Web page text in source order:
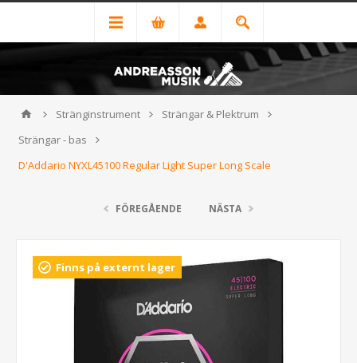
Stränginstrument
Strängar & Plektrum
Strängar - bas
D'Addario NYXL45100 Regular Light Super Long Scale
FÖREGÅENDE NÄSTA
Finns på externt lager